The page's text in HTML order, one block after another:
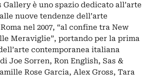
è uno spazio dedicato all’arte
nuove tendenze dell’arte
nel 2007, “al confine tra New
Meraviglie”, portando per la prima
contemporanea italiana
Joe Sorren, Ron English, Sas &
Rose Garcia, Alex Gross, Tara